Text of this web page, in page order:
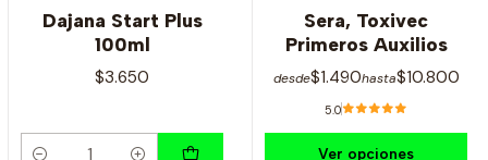
Dajana Start Plus
100ml
$3.650
Sera, Toxivec
Primeros Auxilios
desde$1.490hasta$10.800
5.0
Ver opciones